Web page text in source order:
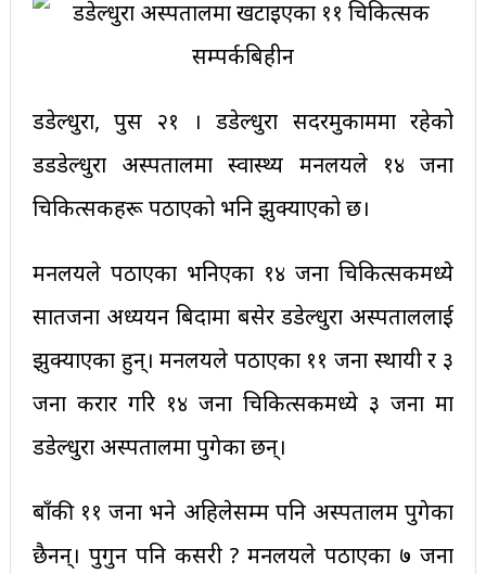
डडेल्धुरा, पुस २१ । डडेल्धुरा सदरमुकाममा रहेको
डडडेल्धुरा अस्पतालमा स्वास्थ्य मन्त्रालयले १४ जना
चिकित्सकहरू पठाएको भनि झुक्याएको छ।
मन्त्रालयले पठाएका भनिएका १४ जना चिकित्सकमध्ये
सातजना अध्ययन बिदामा बसेर डडेल्धुरा अस्पताललाई
झुक्याएका हुन्। मन्त्रालयले पठाएका ११ जना स्थायी र ३
जना करार गरि १४ जना चिकित्सकमध्ये ३ जना मात्र
डडेल्धुरा अस्पतालमा पुगेका छन्।
बाँकी ११ जना भने अहिलेसम्म पनि अस्पतालम पुगेका
छैनन्। पुगुन पनि कसरी ? मन्त्रालयले पठाएका ७ जना